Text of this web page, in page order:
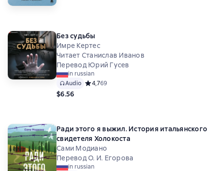
Без судьбы
Имре Кертес
Читает Станислав Иванов
Перевод Юрий Гусев
in russian
Audio Средний рейтинг 4,7 на основе 69 оценок
4,769
$6.56
Ради этого я выжил. История итальянского
свидетеля Холокоста
Сами Модиано
Перевод О. И. Егорова
in russian